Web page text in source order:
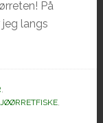
På
langs
,
,